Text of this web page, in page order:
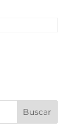
Buscar